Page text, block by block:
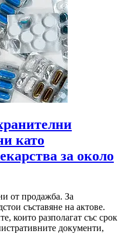
като
за около
от продажба. За
съставяне на актове.
които разполагат със срок
документи,